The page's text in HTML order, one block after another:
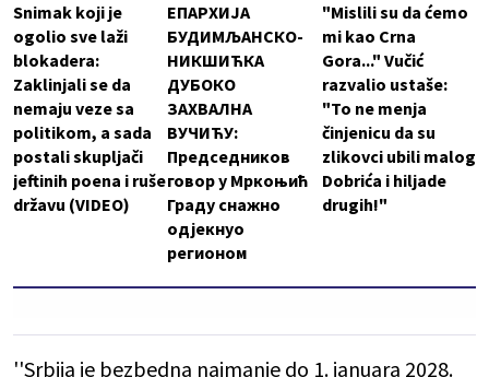
Snimak koji je
ogolio sve laži
blokadera:
Zaklinjali se da
nemaju veze sa
politikom, a sada
postali skupljači
jeftinih poena i ruše
državu (VIDEO)
ЕПАРХИЈА
БУДИМЉАНСКО-
НИКШИЋКА
ДУБОКО
ЗАХВАЛНА
ВУЧИЋУ:
Председников
говор у Мркоњић
Граду снажно
одјекнуо
регионом
"Mislili su da ćemo
mi kao Crna
Gora..." Vučić
razvalio ustaše:
"To ne menja
činjenicu da su
zlikovci ubili malog
Dobrića i hiljade
drugih!"
''Srbija je bezbedna najmanje do 1. januara 2028.